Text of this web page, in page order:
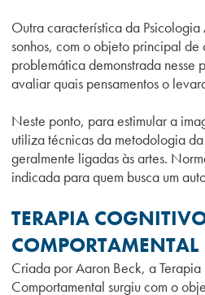
Outra característica da
sonhos, com o objeto principal de
problemática demonstrada nesse
avaliar quais pensamentos o
Neste ponto, para estimular a
utiliza técnicas da metodologia
geralmente ligadas às artes.
indicada para quem busca um
TERAPIA
COMPORTAMENTAL
Criada por Aaron Beck, a
Comportamental surgiu com o